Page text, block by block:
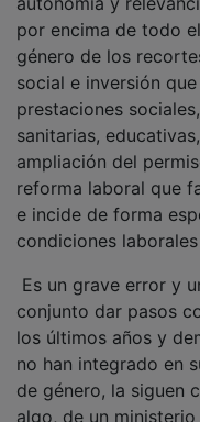
por encima de todo
género de los
social e inversión
prestaciones
sanitarias,
ampliación del
reforma laboral que
e incide de forma
condiciones
conjunto dar pasos
los últimos años y
no han integrado en
de género, la siguen
algo, de un